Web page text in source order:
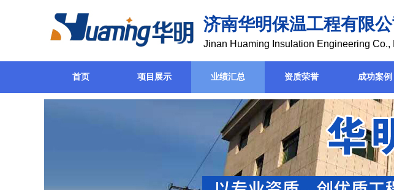
济南华明保温工程有限公
Jinan Huaming Insulation Engineering Co.,
首页 项目展示 业绩汇总 资质荣誉 成功案例